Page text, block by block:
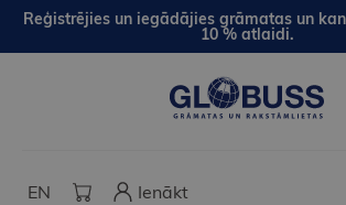
Reģistrējies un iegādājies grāmatas un
10 % atlaidi.
EN Ienākt